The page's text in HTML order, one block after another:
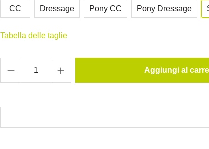
CC Dressage Pony CC Pony Dressage
Tabella delle taglie
Aggiungi al